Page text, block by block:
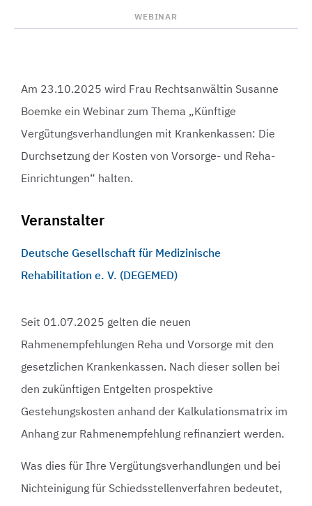
WEBINAR
Am 23.10.2025 wird Frau Rechtsanwältin Susanne
Boemke ein Webinar zum Thema „Künftige
Vergütungsverhandlungen mit Krankenkassen: Die
Durchsetzung der Kosten von Vorsorge- und Reha-
Einrichtungen“ halten.
Veranstalter
Deutsche Gesellschaft für Medizinische
Rehabilitation e. V. (DEGEMED)
Seit 01.07.2025 gelten die neuen
Rahmenempfehlungen Reha und Vorsorge mit den
gesetzlichen Krankenkassen. Nach dieser sollen bei
den zukünftigen Entgelten prospektive
Gestehungskosten anhand der Kalkulationsmatrix im
Anhang zur Rahmenempfehlung refinanziert werden.
Was dies für Ihre Vergütungsverhandlungen und bei
Nichteinigung für Schiedsstellenverfahren bedeutet,